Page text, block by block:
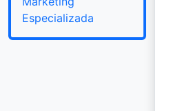
Especializada